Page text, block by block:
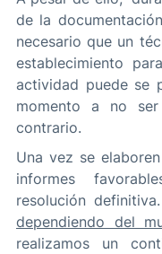
de la
necesario que un
establecimiento
actividad puede se
momento a no
contrario.
Una vez se
informes
resolución definitiva.
dependiendo del
realizamos un